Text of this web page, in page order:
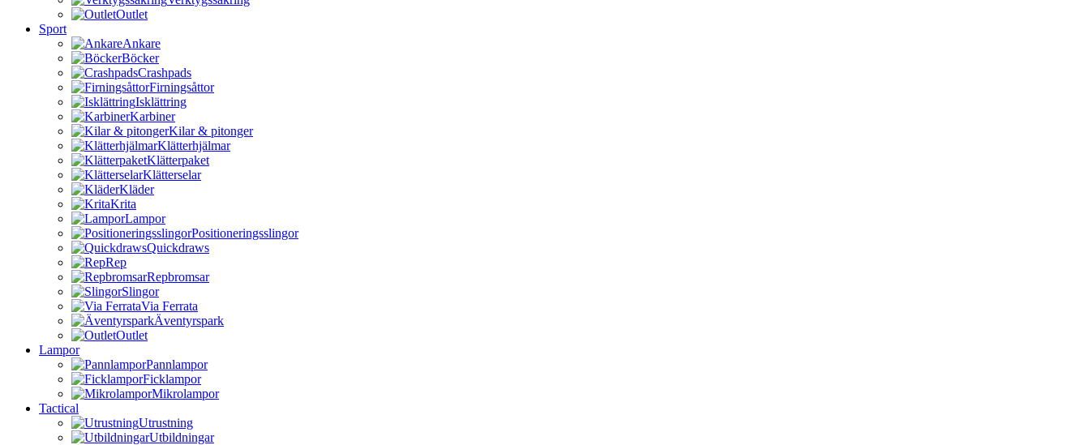
Outlet
Sport
Ankare
Böcker
Crashpads
Firningsåttor
Isklättring
Karbiner
Kilar & pitonger
Klätterhjälmar
Klätterpaket
Klätterselar
Kläder
Krita
Lampor
Positioneringsslingor
Quickdraws
Rep
Repbromsar
Slingor
Via Ferrata
Äventyrspark
Outlet
Lampor
Pannlampor
Ficklampor
Mikrolampor
Tactical
Utrustning
Utbildningar